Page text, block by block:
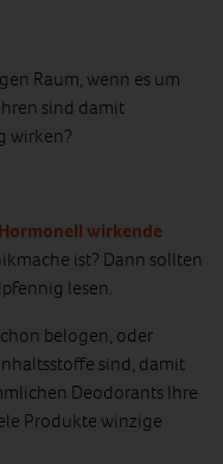
Raum, wenn es um
sind damit
wirken?
Hormonell wirkende
ist? Dann sollten
lesen.
belogen, oder
sind, damit
Deodorants Ihre
Produkte winzige